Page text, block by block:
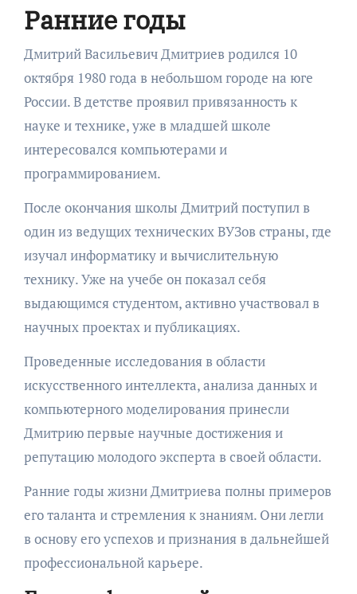
Ранние годы
Дмитрий Васильевич Дмитриев родился 10
октября 1980 года в небольшом городе на юге
России. В детстве проявил привязанность к
науке и технике, уже в младшей школе
интересовался компьютерами и
программированием.
После окончания школы Дмитрий поступил в
один из ведущих технических ВУЗов страны, где
изучал информатику и вычислительную
технику. Уже на учебе он показал себя
выдающимся студентом, активно участвовал в
научных проектах и публикациях.
Проведенные исследования в области
искусственного интеллекта, анализа данных и
компьютерного моделирования принесли
Дмитрию первые научные достижения и
репутацию молодого эксперта в своей области.
Ранние годы жизни Дмитриева полны примеров
его таланта и стремления к знаниям. Они легли
в основу его успехов и признания в дальнейшей
профессиональной карьере.